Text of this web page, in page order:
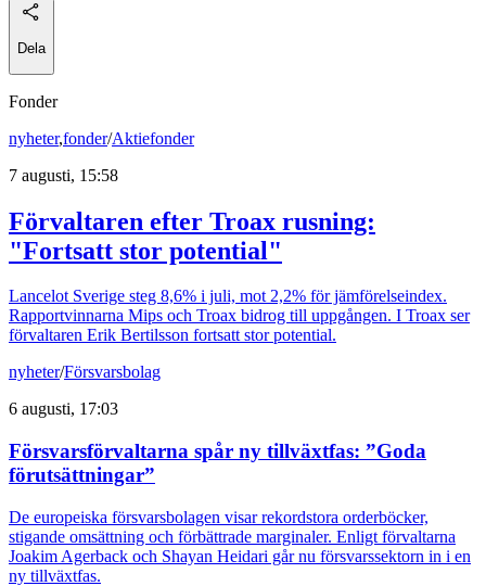
Dela
Fonder
nyheter,fonder/Aktiefonder
7 augusti, 15:58
Förvaltaren efter Troax rusning:
"Fortsatt stor potential"
Lancelot Sverige steg 8,6% i juli, mot 2,2% för jämförelseindex.
Rapportvinnarna Mips och Troax bidrog till uppgången. I Troax ser
förvaltaren Erik Bertilsson fortsatt stor potential.
nyheter/Försvarsbolag
6 augusti, 17:03
Försvarsförvaltarna spår ny tillväxtfas: ”Goda
förutsättningar”
De europeiska försvarsbolagen visar rekordstora orderböcker,
stigande omsättning och förbättrade marginaler. Enligt förvaltarna
Joakim Agerback och Shayan Heidari går nu försvarssektorn in i en
ny tillväxtfas.